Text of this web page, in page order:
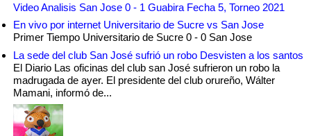
Video Analisis San Jose 0 - 1 Guabira Fecha 5, Torneo 2021
En vivo por internet Universitario de Sucre vs San Jose
Primer Tiempo Universitario de Sucre 0 - 0 San Jose
La sede del club San José sufrió un robo Desvisten a los santos
El Diario Las oficinas del club san José sufrieron un robo la
madrugada de ayer. El presidente del club orureño, Wálter
Mamani, informó de...